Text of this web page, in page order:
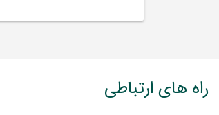
راه های ارتباطی